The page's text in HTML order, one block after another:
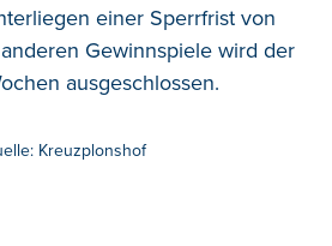
einer Sperrfrist von
Gewinnspiele wird der
ausgeschlossen.
Kreuzplonshof